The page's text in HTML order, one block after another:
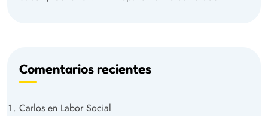
Comentarios recientes
Carlos en Labor Social